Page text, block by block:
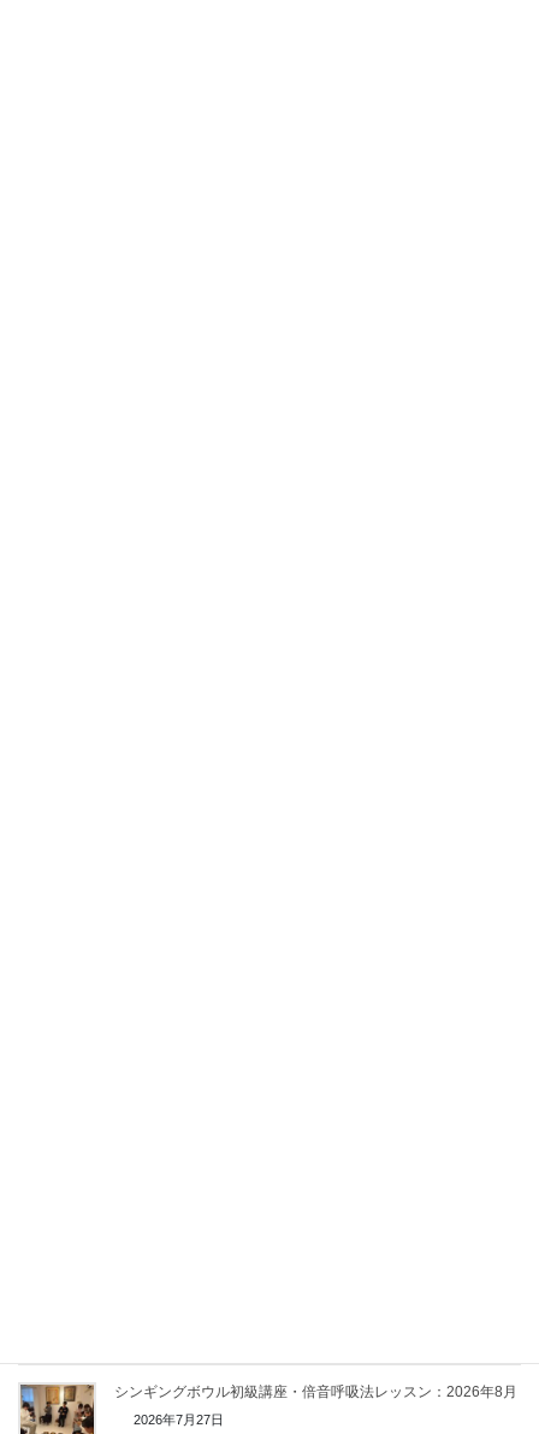
シンギングボウル初級講座・倍音呼吸法レッスン：2026年8月
2026年7月27日